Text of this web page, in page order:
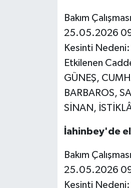
Bakım Çalışması
25.05.2026
Kesinti Nedeni:
Etkilenen
GÜNEŞ,
BARBAROS,
SİNAN,
İahinbey'de
Bakım Çalışması
25.05.2026
Kesinti Nedeni: